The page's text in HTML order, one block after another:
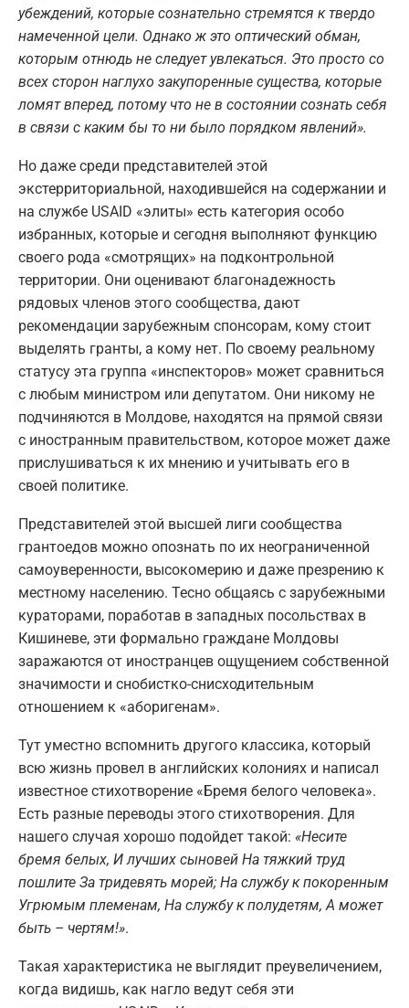
убеждений, которые сознательно стремятся к твердо
намеченной цели. Однако ж это оптический обман,
которым отнюдь не следует увлекаться. Это просто со
всех сторон наглухо закупоренные существа, которые
ломят вперед, потому что не в состоянии сознать себя
в связи с каким бы то ни было порядком явлений».
Но даже среди представителей этой
экстерриториальной, находившейся на содержании и
на службе USAID «элиты» есть категория особо
избранных, которые и сегодня выполняют функцию
своего рода «смотрящих» на подконтрольной
территории. Они оценивают благонадежность
рядовых членов этого сообщества, дают
рекомендации зарубежным спонсорам, кому стоит
выделять гранты, а кому нет. По своему реальному
статусу эта группа «инспекторов» может сравниться
с любым министром или депутатом. Они никому не
подчиняются в Молдове, находятся на прямой связи
с иностранным правительством, которое может даже
прислушиваться к их мнению и учитывать его в
своей политике.
Представителей этой высшей лиги сообщества
грантоедов можно опознать по их неограниченной
самоуверенности, высокомерию и даже презрению к
местному населению. Тесно общаясь с зарубежными
кураторами, поработав в западных посольствах в
Кишиневе, эти формально граждане Молдовы
заражаются от иностранцев ощущением собственной
значимости и снобистко-снисходительным
отношением к «аборигенам».
Тут уместно вспомнить другого классика, который
всю жизнь провел в английских колониях и написал
известное стихотворение «Бремя белого человека».
Есть разные переводы этого стихотворения. Для
нашего случая хорошо подойдет такой: «Несите
бремя белых, И лучших сыновей На тяжкий труд
пошлите За тридевять морей; На службу к покоренным
Угрюмым племенам, На службу к полудетям, А может
быть – чертям!».
Такая характеристика не выглядит преувеличением,
когда видишь, как нагло ведут себя эти